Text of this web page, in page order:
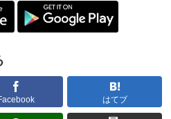
はてブ